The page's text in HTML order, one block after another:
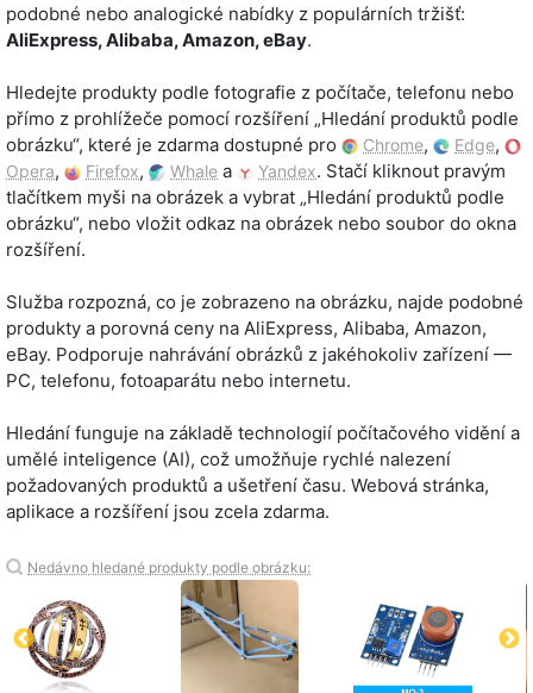
podobné nebo analogické nabídky z populárních tržišť:
AliExpress, Alibaba, Amazon, eBay.
Hledejte produkty podle fotografie z počítače, telefonu nebo
přímo z prohlížeče pomocí rozšíření „Hledání produktů podle
obrázku“, které je zdarma dostupné pro
Chrome, Edge,
Opera, Firefox, Whale a Yandex. Stačí kliknout pravým
tlačítkem myši na obrázek a vybrat „Hledání produktů podle
obrázku“, nebo vložit odkaz na obrázek nebo soubor do okna
rozšíření.
Služba rozpozná, co je zobrazeno na obrázku, najde podobné
produkty a porovná ceny na AliExpress, Alibaba, Amazon,
eBay. Podporuje nahrávání obrázků z jakéhokoliv zařízení —
PC, telefonu, fotoaparátu nebo internetu.
Hledání funguje na základě technologií počítačového vidění a
umělé inteligence (AI), což umožňuje rychlé nalezení
požadovaných produktů a ušetření času. Webová stránka,
aplikace a rozšíření jsou zcela zdarma.
Nedávno hledané produkty podle obrázku: